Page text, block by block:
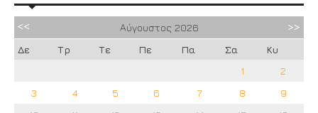
Αύγουστος 2026
Δε
Τρ Τε Πε Πα Σα
Κυ
1
2
3
4 5 6 7 8
9